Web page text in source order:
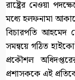
রাষ্ট্রের নেওয়া
মধ্যে হলফনামা
বিচারপতি আহমেদ
সমন্বয়ে গঠিত
প্রকৌশল
প্রশাসককে এই